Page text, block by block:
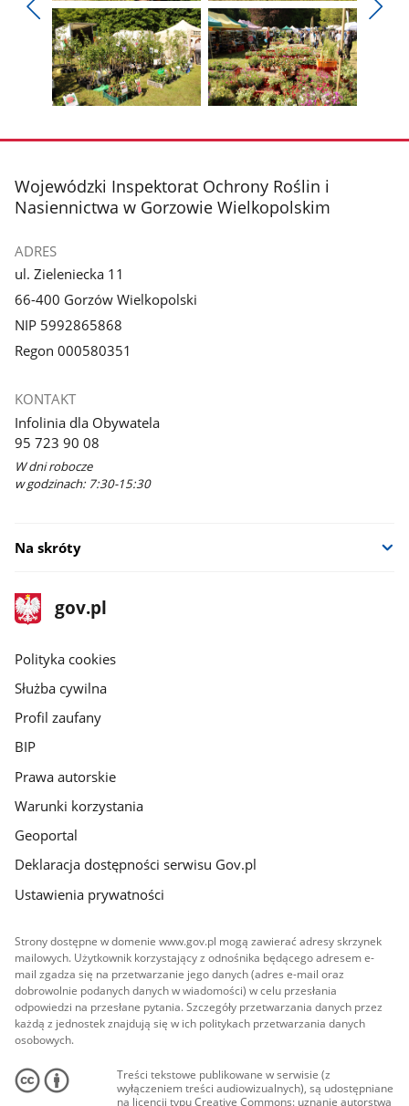
Pokaż
poprzednie
zdjęcia
Pokaż
zdjęcie
1
z
galerii.
Pokaż
zdjęcie
2
z
galerii.
zdjęcie
galerii.
zdjęcie
galerii.
stopka
Wojewódzki Inspektorat Ochrony Roślin i
Nasiennictwa w Gorzowie Wielkopolskim
ADRES
ul. Zieleniecka 11
66-400 Gorzów Wielkopolski
NIP 5992865868
Regon 000580351
KONTAKT
Infolinia dla Obywatela
95 723 90 08
W dni robocze
w godzinach: 7:30-15:30
Na skróty
stopka
gov.pl
Strona
gov.pl
gov.pl
Polityka cookies
Służba cywilna
Profil zaufany
BIP
Prawa autorskie
Warunki korzystania
Geoportal
Deklaracja dostępności serwisu Gov.pl
Ustawienia prywatności
Strony dostępne w domenie www.gov.pl mogą zawierać adresy skrzynek
mailowych. Użytkownik korzystający z odnośnika będącego adresem e-
mail zgadza się na przetwarzanie jego danych (adres e-mail oraz
dobrowolnie podanych danych w wiadomości) w celu przesłania
odpowiedzi na przesłane pytania. Szczegóły przetwarzania danych przez
każdą z jednostek znajdują się w ich politykach przetwarzania danych
osobowych.
Treści tekstowe publikowane w serwisie (z
wyłączeniem treści audiowizualnych), są udostępniane
na licencji typu Creative Commons: uznanie autorstwa